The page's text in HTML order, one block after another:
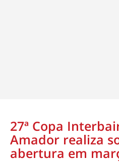
27ª Copa
Amador realiza
abertura em